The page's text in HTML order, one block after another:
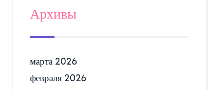
Архивы
марта 2026
февраля 2026